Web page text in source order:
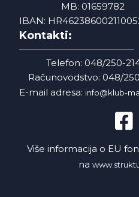
MB: 01659782
IBAN:
Kontakti:
Telefon: 048/250-
Računovodstvo: 048/
E-mail adresa: info@klub-
Više informacija o EU
na